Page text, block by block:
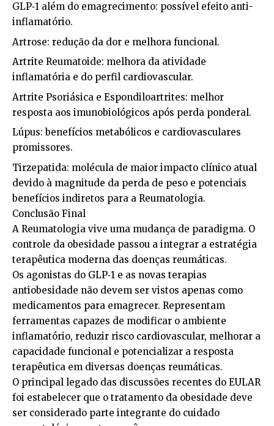
GLP‑1 além do emagrecimento: possível efeito anti-
inflamatório.
Artrose: redução da dor e melhora funcional.
Artrite Reumatoide: melhora da atividade
inflamatória e do perfil cardiovascular.
Artrite Psoriásica e Espondiloartrites: melhor
resposta aos imunobiológicos após perda ponderal.
Lúpus: benefícios metabólicos e cardiovasculares
promissores.
Tirzepatida: molécula de maior impacto clínico atual
devido à magnitude da perda de peso e potenciais
benefícios indiretos para a Reumatologia.
Conclusão Final
A Reumatologia vive uma mudança de paradigma. O
controle da obesidade passou a integrar a estratégia
terapêutica moderna das doenças reumáticas.
Os agonistas do GLP‑1 e as novas terapias
antiobesidade não devem ser vistos apenas como
medicamentos para emagrecer. Representam
ferramentas capazes de modificar o ambiente
inflamatório, reduzir risco cardiovascular, melhorar a
capacidade funcional e potencializar a resposta
terapêutica em diversas doenças reumáticas.
O principal legado das discussões recentes do EULAR
foi estabelecer que o tratamento da obesidade deve
ser considerado parte integrante do cuidado